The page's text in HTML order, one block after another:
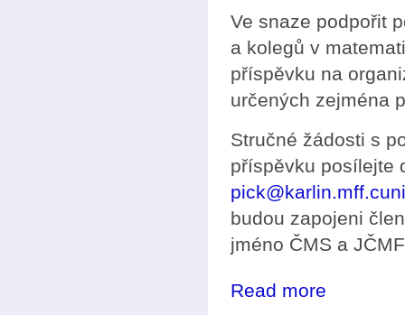
Ve snaze podpořit
a kolegů v
příspěvku na
určených zejména
Stručné žádosti s
příspěvku posílejte
budou zapojeni
jméno ČMS a
Read more